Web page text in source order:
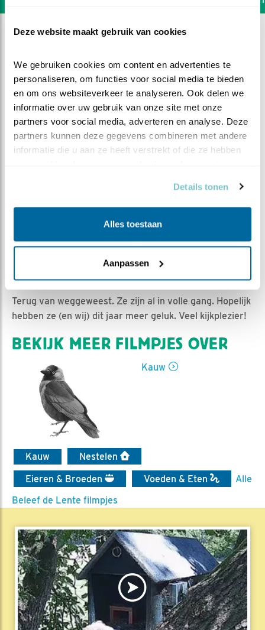
Deze website maakt gebruik van cookies
We gebruiken cookies om content en advertenties te
personaliseren, om functies voor social media te bieden
en om ons websiteverkeer te analyseren. Ook delen we
informatie over uw gebruik van onze site met onze
partners voor social media, adverteren en analyse. Deze
partners kunnen deze gegevens combineren met andere
informatie die u aan ze heeft verstrekt of die ze hebben
Details tonen
Alles toestaan
Aanpassen
Welkom bij de kauw
Nina de Rooij | Geplaatst op 30 april 2021, 10:02 |
Vind ik leuk| Bewaar dit filmpje|
784x
Terug van weggeweest. Ze zijn al in volle gang. Hopelijk
hebben ze (en wij) dit jaar meer geluk. Veel kijkplezier!
BEKIJK MEER FILMPJES OVER
Kauw
Kauw
Nestelen
Eieren & Broeden
Voeden & Eten
Alle
Beleef de Lente filmpjes